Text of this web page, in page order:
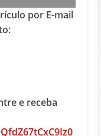
por E-mail
e receba